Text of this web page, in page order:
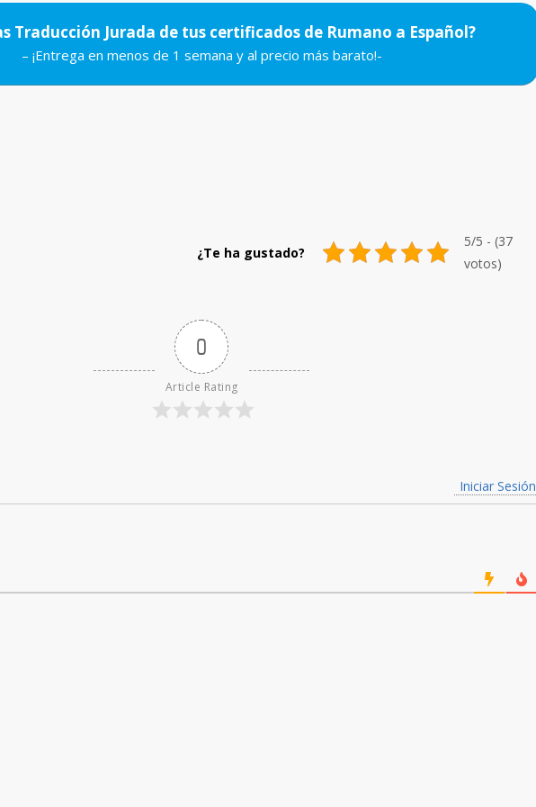
Traducción Jurada de tus certificados de Rumano a Español?
– ¡Entrega en menos de 1 semana y al precio más barato!-
5/5 - (37
votos)
0
Article Rating
Iniciar Sesión